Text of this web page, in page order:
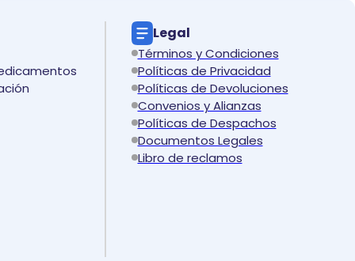
Legal
Términos y Condiciones
Políticas de Privacidad
Políticas de Devoluciones
Convenios y Alianzas
Políticas de Despachos
Documentos Legales
Libro de reclamos